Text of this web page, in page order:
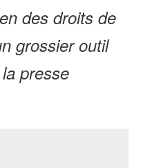
des droits de
grossier outil
presse